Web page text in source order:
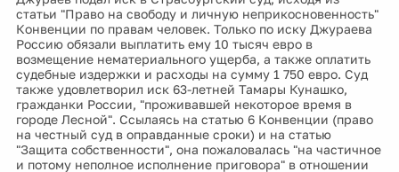
статьи "Право на свободу и личную неприкосновенность"
Конвенции по правам человек. Только по иску Джураева
Россию обязали выплатить ему 10 тысяч евро в
возмещение нематериального ущерба, а также оплатить
судебные издержки и расходы на сумму 1 750 евро. Суд
также удовлетворил иск 63-летней Тамары Кунашко,
гражданки России, "проживавшей некоторое время в
городе Лесной". Ссылаясь на статью 6 Конвенции (право
на честный суд в оправданные сроки) и на статью
"Защита собственности", она пожаловалась "на частичное
и потому неполное исполнение приговора" в отношении